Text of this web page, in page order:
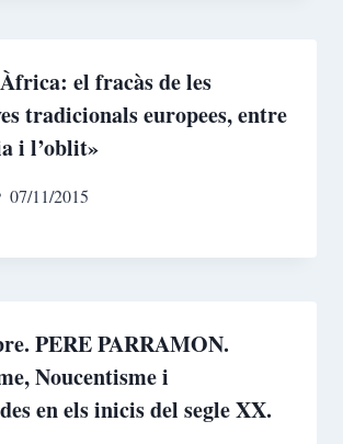
el fracàs de les
tradicionals europees, entre
i l’oblit»
07/11/2015
PERE PARRAMON.
Noucentisme i
en els inicis del segle XX.